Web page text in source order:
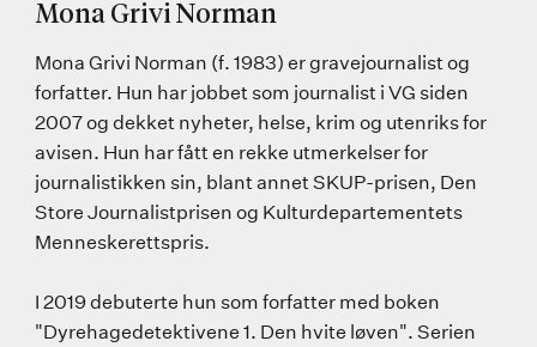
Mona Grivi Norman
Mona Grivi Norman (f. 1983) er gravejournalist og
forfatter. Hun har jobbet som journalist i VG siden
2007 og dekket nyheter, helse, krim og utenriks for
avisen. Hun har fått en rekke utmerkelser for
journalistikken sin, blant annet SKUP-prisen, Den
Store Journalistprisen og Kulturdepartementets
Menneskerettspris.
I 2019 debuterte hun som forfatter med boken
"Dyrehagedetektivene 1. Den hvite løven". Serien